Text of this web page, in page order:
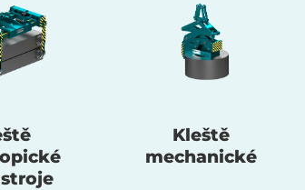
Kleště
mechanické